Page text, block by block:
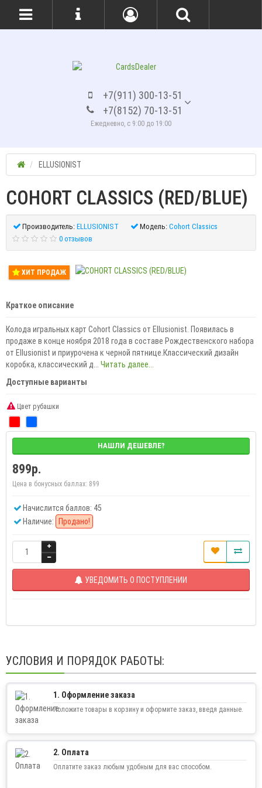
+7(911) 300-13-51
+7(8152) 70-13-51
Ежедневно, с 9:00 до 19:00
ELLUSIONIST
COHORT CLASSICS (RED/BLUE)
Производитель: ELLUSIONIST Модель: Cohort Classics
0 отзывов
ХИТ ПРОДАЖ
Краткое описание
Колода игральных карт Cohort Classics от Ellusionist. Появилась в
продаже в конце ноября 2018 года в составе Рождественского набора
от Ellusionist и приурочена к черной пятнице.Классический дизайн
коробка, классический д... Читать далее...
Доступные варианты
Цвет рубашки
НАШЛИ ДЕШЕВЛЕ?
899р.
Цена в бонусных баллах: 899
Начислится баллов: 45
Наличие:
Продано!
УВЕДОМИТЬ О ПОСТУПЛЕНИИ
УСЛОВИЯ И ПОРЯДОК РАБОТЫ:
1. Оформление заказа
Положите товары в корзину и оформите заказ, введя данные.
2. Оплата
Оплатите заказ любым удобным для вас способом.